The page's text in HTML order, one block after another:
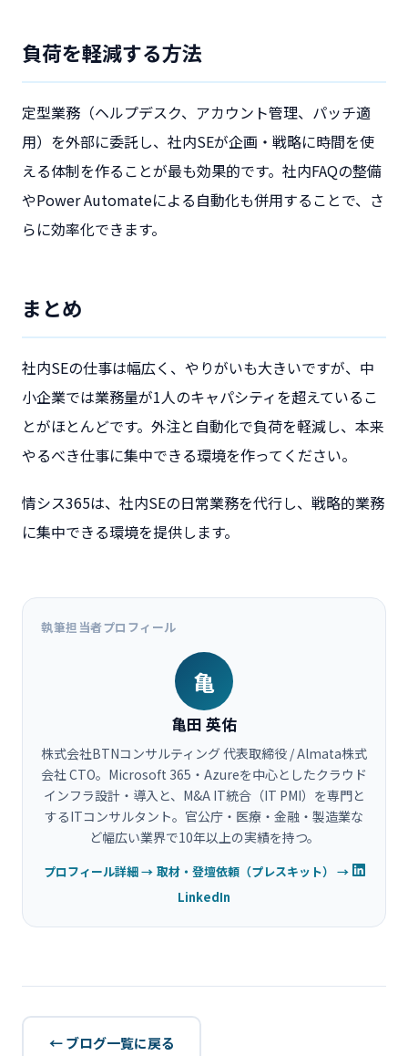
負荷を軽減する方法
定型業務（ヘルプデスク、アカウント管理、パッチ適
用）を外部に委託し、社内SEが企画・戦略に時間を使
える体制を作ることが最も効果的です。社内FAQの整備
やPower Automateによる自動化も併用することで、さ
らに効率化できます。
まとめ
社内SEの仕事は幅広く、やりがいも大きいですが、中
小企業では業務量が1人のキャパシティを超えているこ
とがほとんどです。外注と自動化で負荷を軽減し、本来
やるべき仕事に集中できる環境を作ってください。
情シス365は、社内SEの日常業務を代行し、戦略的業務
に集中できる環境を提供します。
執筆担当者プロフィール
亀
亀田 英佑
株式会社BTNコンサルティング 代表取締役 / Almata株式
会社 CTO。Microsoft 365・Azureを中心としたクラウド
インフラ設計・導入と、M&A IT統合（IT PMI）を専門と
するITコンサルタント。官公庁・医療・金融・製造業な
ど幅広い業界で10年以上の実績を持つ。
プロフィール詳細 → 取材・登壇依頼（プレスキット） →
LinkedIn
← ブログ一覧に戻る